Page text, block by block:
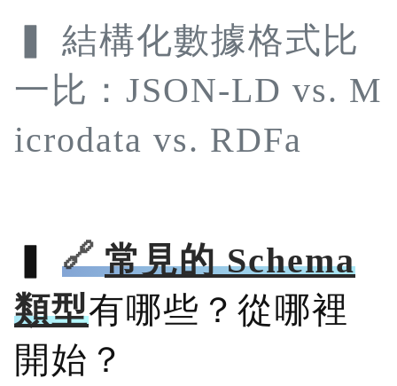
結構化數據格式比
一比：JSON-LD vs. M
icrodata vs. RDFa
常見的 Schema
類型有哪些？從哪裡
開始？